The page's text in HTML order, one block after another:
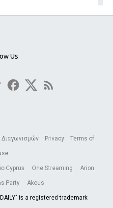
Us
Διαγωνισμών Privacy Terms of
Cyprus One Streaming Arion
Party Akous
is a registered trademark